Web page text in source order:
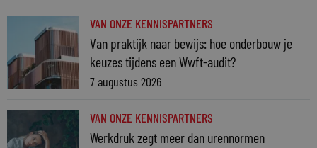
VAN ONZE KENNISPARTNERS
Van praktijk naar bewijs: hoe onderbouw je
keuzes tijdens een Wwft-audit?
7 augustus 2026
VAN ONZE KENNISPARTNERS
Werkdruk zegt meer dan urennormen